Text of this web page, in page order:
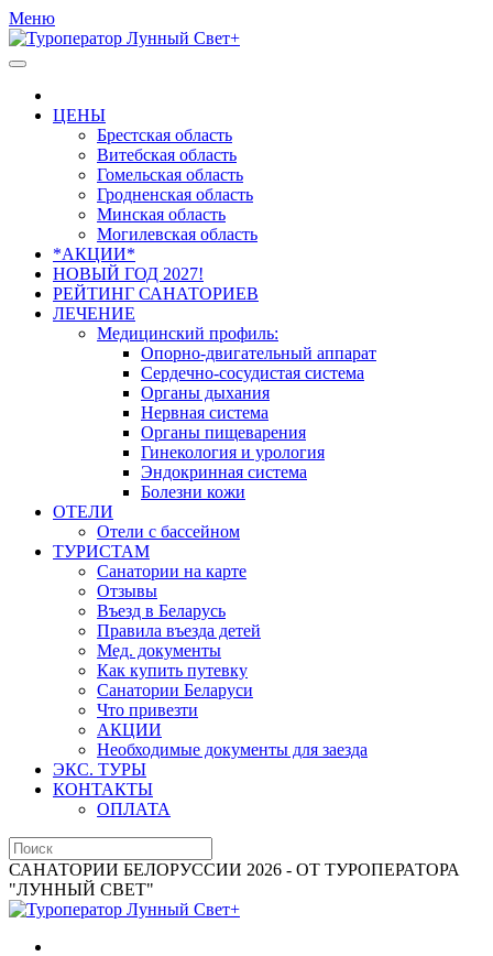
Меню
ЦЕНЫ
Брестская область
Витебская область
Гомельская область
Гродненская область
Минская область
Могилевская область
*АКЦИИ*
НОВЫЙ ГОД 2027!
РЕЙТИНГ САНАТОРИЕВ
ЛЕЧЕНИЕ
Медицинский профиль:
Опорно-двигательный аппарат
Сердечно-сосудистая система
Органы дыхания
Нервная система
Органы пищеварения
Гинекология и урология
Эндокринная система
Болезни кожи
ОТЕЛИ
Отели с бассейном
ТУРИСТАМ
Санатории на карте
Отзывы
Въезд в Беларусь
Правила въезда детей
Мед. документы
Как купить путевку
Санатории Беларуси
Что привезти
АКЦИИ
Необходимые документы для заезда
ЭКС. ТУРЫ
КОНТАКТЫ
ОПЛАТА
САНАТОРИИ БЕЛОРУССИИ 2026 - ОТ ТУРОПЕРАТОРА
"ЛУННЫЙ СВЕТ"